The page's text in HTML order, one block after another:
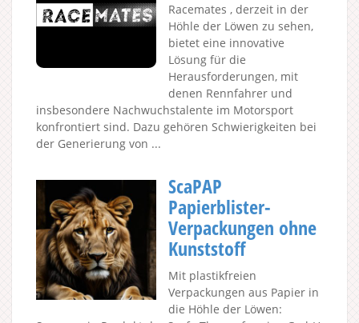
Racemates , derzeit in der
Höhle der Löwen zu sehen,
bietet eine innovative
Lösung für die
Herausforderungen, mit
denen Rennfahrer und
insbesondere Nachwuchstalente im Motorsport
konfrontiert sind. Dazu gehören Schwierigkeiten bei
der Generierung von ...
ScaPAP
Papierblister-
Verpackungen ohne
Kunststoff
Mit plastikfreien
Verpackungen aus Papier in
die Höhle der Löwen: